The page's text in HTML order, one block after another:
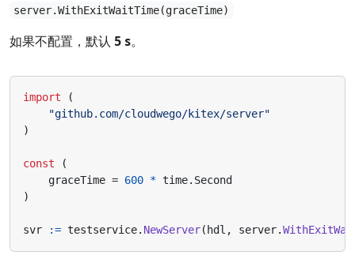
server.WithExitWaitTime(graceTime)
如果不配置，默认 5 s。
import
(
"github.com/cloudwego/kitex/server"
)
const
(
graceTime = 600 * time. Second
)
svr := testservice. NewServer( hdl , server.